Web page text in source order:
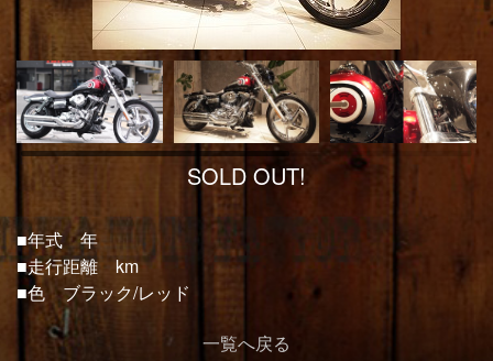
SOLD OUT!
■年式 年
■走行距離 km
■色 ブラック/レッド
一覧へ戻る